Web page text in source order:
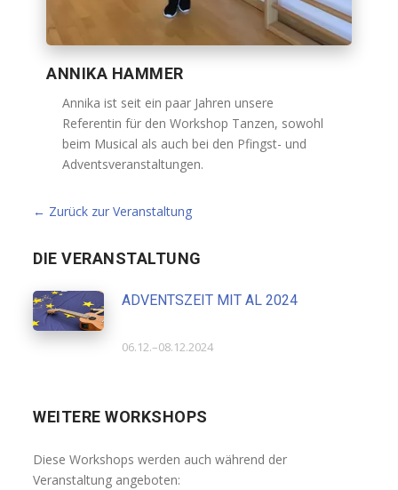
ANNIKA HAMMER
Annika ist seit ein paar Jahren unsere
Referentin für den Workshop Tanzen, sowohl
beim Musical als auch bei den Pfingst- und
Adventsveranstaltungen.
← Zurück zur Veranstaltung
DIE VERANSTALTUNG
ADVENTSZEIT MIT AL 2024
06.12.–08.12.2024
WEITERE WORKSHOPS
Diese Workshops werden auch während der
Veranstaltung angeboten: